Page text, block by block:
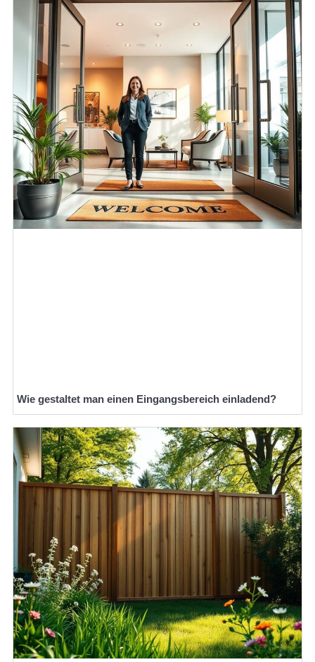
Wie gestaltet man einen Eingangsbereich einladend?